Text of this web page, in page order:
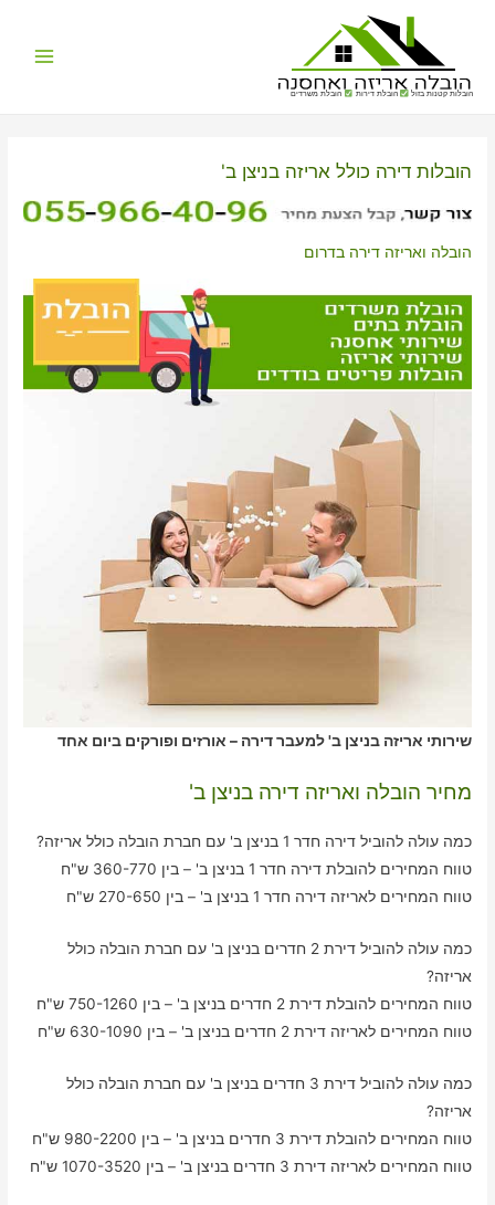
הובלות קטנות בזול הובלת דירות הובלת משרדים
הובלות דירה כולל אריזה בניצן ב'
הובלה ואריזה דירה בדרום
שירותי אריזה בניצן ב' למעבר דירה – אורזים ופורקים ביום אחד
מחיר הובלה ואריזה דירה בניצן ב'
כמה עולה להוביל דירה חדר 1 בניצן ב' עם חברת הובלה כולל אריזה?
טווח המחירים להובלת דירה חדר 1 בניצן ב' – בין 360-770 ש"ח
טווח המחירים לאריזה דירה חדר 1 בניצן ב' – בין 270-650 ש"ח
כמה עולה להוביל דירת 2 חדרים בניצן ב' עם חברת הובלה כולל
אריזה?
טווח המחירים להובלת דירת 2 חדרים בניצן ב' – בין 750-1260 ש"ח
טווח המחירים לאריזה דירת 2 חדרים בניצן ב' – בין 630-1090 ש"ח
כמה עולה להוביל דירת 3 חדרים בניצן ב' עם חברת הובלה כולל
אריזה?
טווח המחירים להובלת דירת 3 חדרים בניצן ב' – בין 980-2200 ש"ח
טווח המחירים לאריזה דירת 3 חדרים בניצן ב' – בין 1070-3520 ש"ח